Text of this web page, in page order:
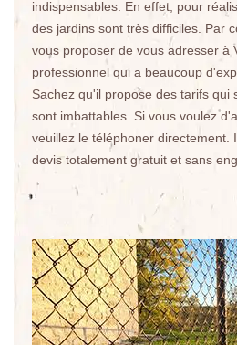
indispensables. En effet, pour
des jardins sont très difficiles. Par
vous proposer de vous adresser à
professionnel qui a beaucoup
Sachez qu'il propose des tarifs qui
sont imbattables. Si vous voulez
veuillez le téléphoner directement.
devis totalement gratuit et sans